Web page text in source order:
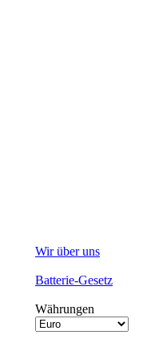
Wir über uns
Batterie-Gesetz
Währungen